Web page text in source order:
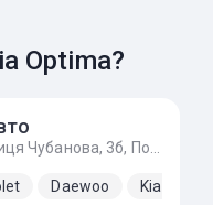
Optima?
Daewoo Kia